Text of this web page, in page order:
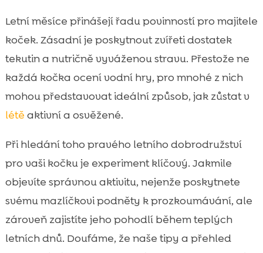
Letní měsíce přinášejí řadu povinností pro majitele
koček. Zásadní je poskytnout zvířeti dostatek
tekutin a nutričně vyváženou stravu. Přestože ne
každá kočka ocení vodní hry, pro mnohé z nich
mohou představovat ideální způsob, jak zůstat v
létě aktivní a osvěžené.
Při hledání toho pravého letního dobrodružství
pro vaši kočku je experiment klíčový. Jakmile
objevíte správnou aktivitu, nejenže poskytnete
svému mazlíčkovi podněty k prozkoumávání, ale
zároveň zajistíte jeho pohodlí během teplých
letních dnů. Doufáme, že naše tipy a přehled